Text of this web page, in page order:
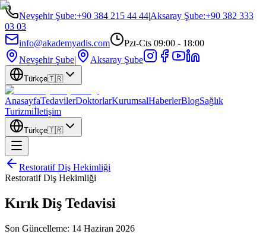
Nevşehir Şube:+90 384 215 44 44|Aksaray Şube:+90 382 333
03 03
info@akademyadis.com
Pzt-Cts 09:00 - 18:00
Nevşehir Şube| Aksaray Şube
Türkçe🇹🇷
AnasayfaTedavilerDoktorlarKurumsalHaberlerBlogSağlık
Turizmiİletişim
Türkçe🇹🇷
Restoratif Diş Hekimliği
Restoratif Diş Hekimliği
Kırık Diş Tedavisi
Son Güncelleme: 14 Haziran 2026